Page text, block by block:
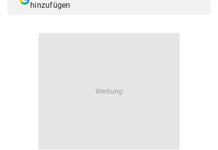
hinzufügen